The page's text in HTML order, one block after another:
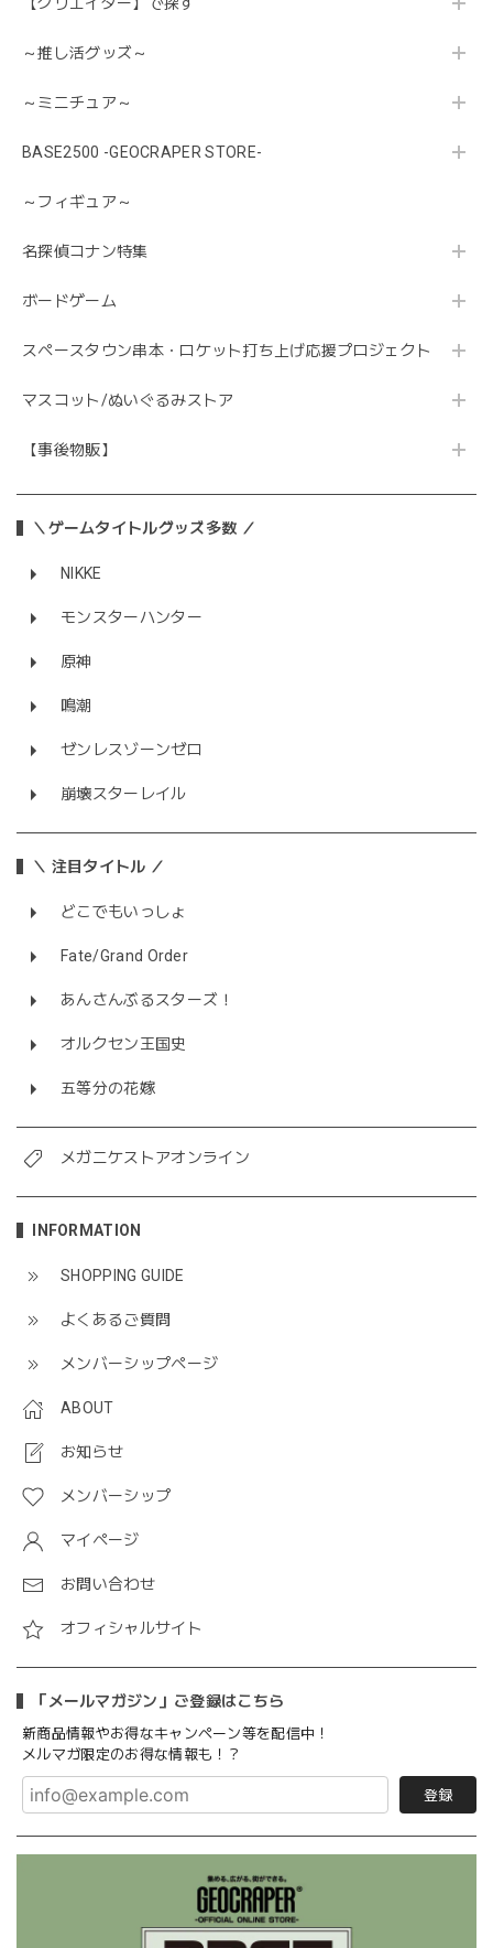
【クリエイター】で探す
～推し活グッズ～
～ミニチュア～
BASE2500 -GEOCRAPER STORE-
～フィギュア～
名探偵コナン特集
ボードゲーム
スペースタウン串本・ロケット打ち上げ応援プロジェクト
マスコット/ぬいぐるみストア
【事後物販】
＼ゲームタイトルグッズ多数 ／
NIKKE
モンスターハンター
原神
鳴潮
ゼンレスゾーンゼロ
崩壊スターレイル
＼ 注目タイトル ／
どこでもいっしょ
Fate/Grand Order
あんさんぶるスターズ！
オルクセン王国史
五等分の花嫁
メガニケストアオンライン
INFORMATION
SHOPPING GUIDE
よくあるご質問
メンバーシップページ
ABOUT
お知らせ
メンバーシップ
マイページ
お問い合わせ
オフィシャルサイト
「メールマガジン」ご登録はこちら
新商品情報やお得なキャンペーン等を配信中！
メルマガ限定のお得な情報も！？
登録